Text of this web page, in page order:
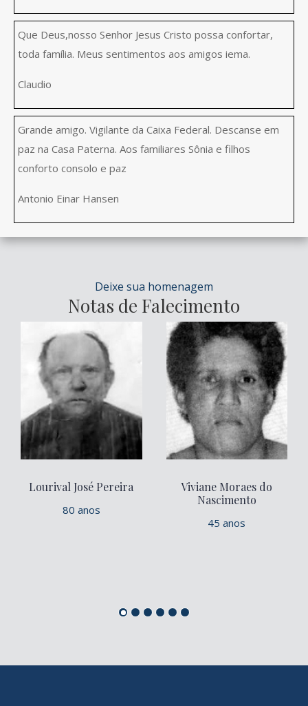
Que Deus,nosso Senhor Jesus Cristo possa confortar,
toda família. Meus sentimentos aos amigos iema.
Claudio
Grande amigo. Vigilante da Caixa Federal. Descanse em
paz na Casa Paterna. Aos familiares Sônia e filhos
conforto consolo e paz
Antonio Einar Hansen
Deixe sua homenagem
Notas de Falecimento
Lourival José Pereira
80 anos
Viviane Moraes do
Nascimento
45 anos